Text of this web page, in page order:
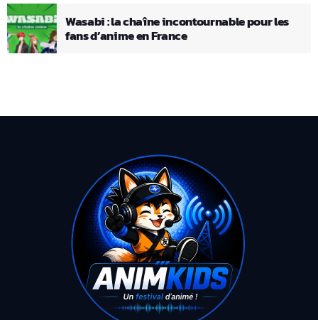
Wasabi : la chaîne incontournable pour les
fans d’anime en France